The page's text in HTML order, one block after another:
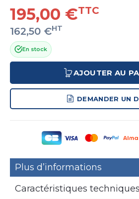
195,00 €TTC
162,50 €HT
En stock
AJOUTER AU
DEMANDER UN
Plus d’informations
Caractéristiques techniques